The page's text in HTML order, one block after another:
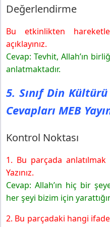
Değerlendirme
Bu etkinlikten
açıklayınız.
Cevap: Tevhit, Allah’ın
anlatmaktadır.
5. Sınıf Din
Cevapları MEB
Kontrol Noktası
1. Bu parçada
Yazınız.
Cevap: Allah’ın hiç bir
her şeyi bizim için
2. Bu parçadaki hangi